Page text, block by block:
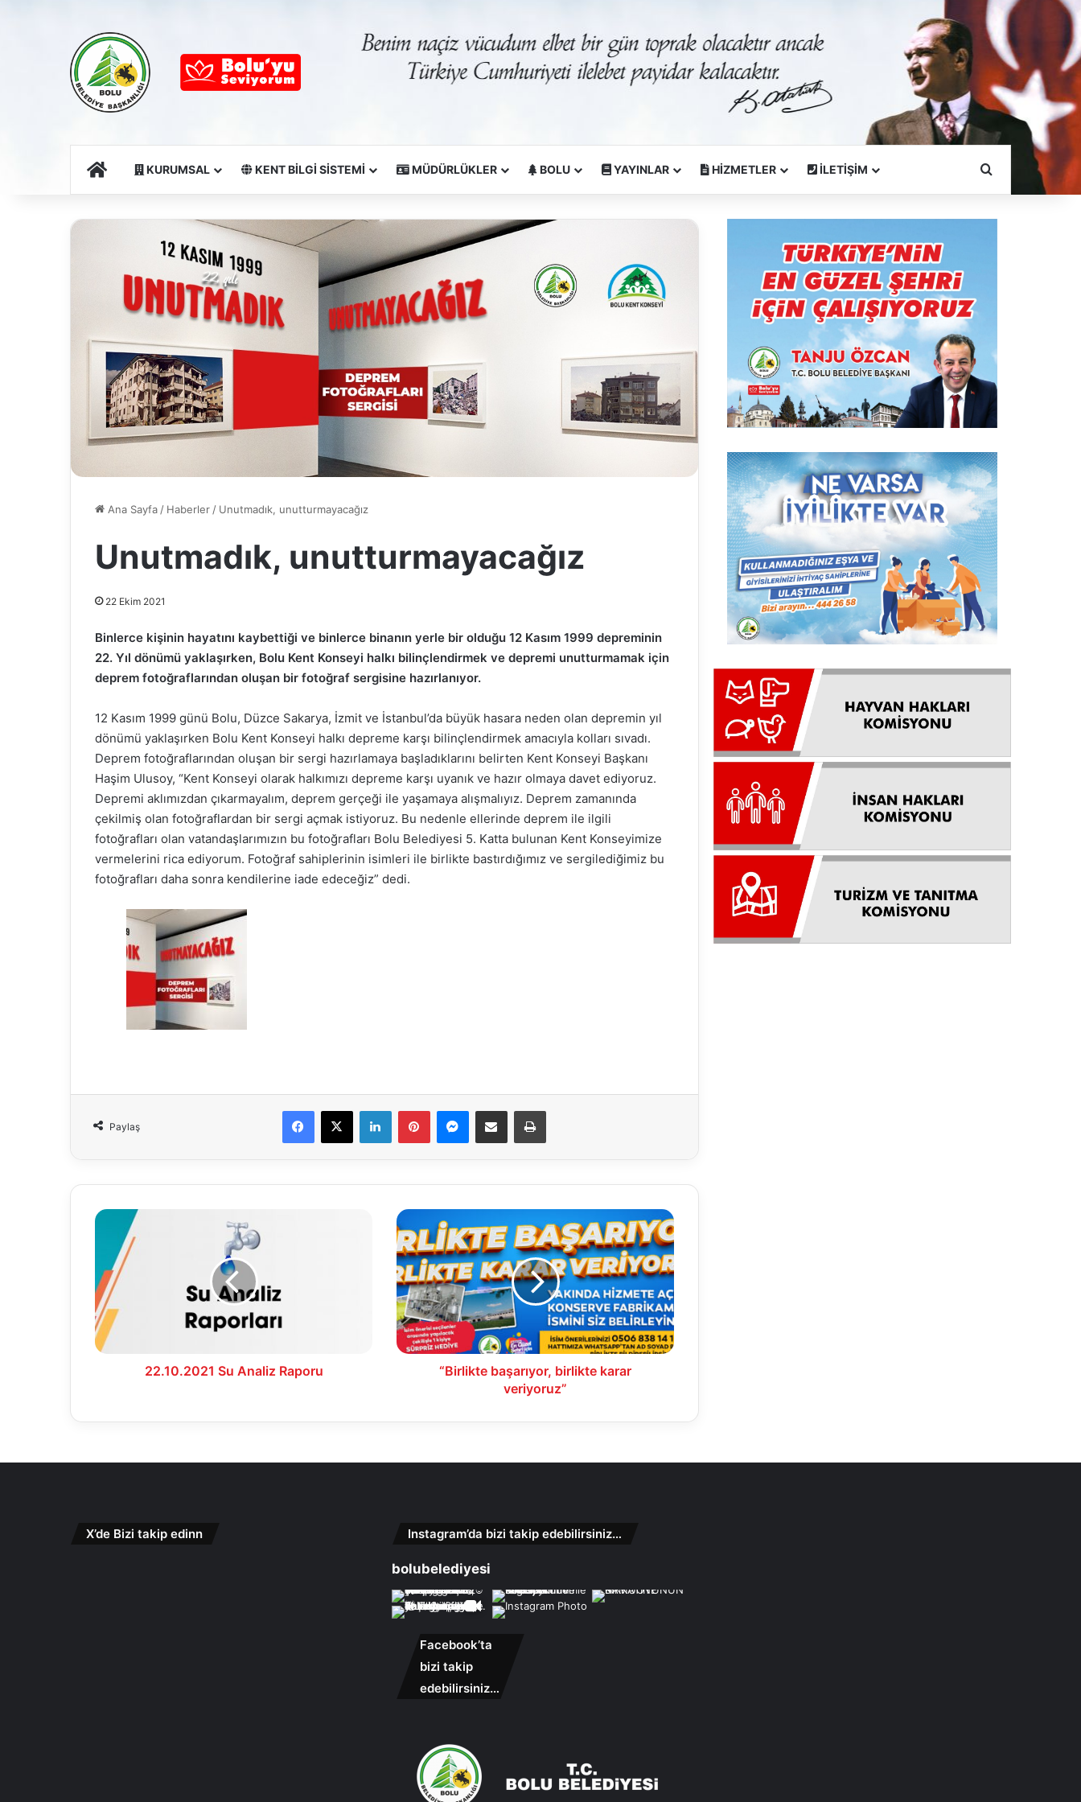
Ana SayfaKURUMSAL KENT BİLGİ SİSTEMİ MÜDÜRLÜKLER BOLU YAYINLAR HİZMETLER İLETİŞİM Arama Yapın
Ana Sayfa/ Haberler/ Unutmadık, unutturmayacağız
Unutmadık, unutturmayacağız
22 Ekim 2021
Binlerce kişinin hayatını kaybettiği ve binlerce binanın yerle bir olduğu 12 Kasım 1999 depreminin
22. Yıl dönümü yaklaşırken, Bolu Kent Konseyi halkı bilinçlendirmek ve depremi unutturmamak için
deprem fotoğraflarından oluşan bir fotoğraf sergisine hazırlanıyor.
12 Kasım 1999 günü Bolu, Düzce Sakarya, İzmit ve İstanbul’da büyük hasara neden olan depremin yıl
dönümü yaklaşırken Bolu Kent Konseyi halkı depreme karşı bilinçlendirmek amacıyla kolları sıvadı.
Deprem fotoğraflarından oluşan bir sergi hazırlamaya başladıklarını belirten Kent Konseyi Başkanı
Haşim Ulusoy, “Kent Konseyi olarak halkımızı depreme karşı uyanık ve hazır olmaya davet ediyoruz.
Depremi aklımızdan çıkarmayalım, deprem gerçeği ile yaşamaya alışmalıyız. Deprem zamanında
çekilmiş olan fotoğraflardan bir sergi açmak istiyoruz. Bu nedenle ellerinde deprem ile ilgili
fotoğrafları olan vatandaşlarımızın bu fotoğrafları Bolu Belediyesi 5. Katta bulunan Kent Konseyimize
vermelerini rica ediyorum. Fotoğraf sahiplerinin isimleri ile birlikte bastırdığımız ve sergilediğimiz bu
fotoğrafları daha sonra kendilerine iade edeceğiz” dedi.
Paylaş
Facebook
X LinkedInPinterestMessenger
E-Mail ile paylaş Yazdır
22.10.2021
Analiz
Raporu
22.10.2021 Su Analiz Raporu
“Birlikte
başarıyor,
birlikte
karar
veriyoruz”
“Birlikte başarıyor, birlikte karar
veriyoruz”
X’de Bizi takip edinn Instagram’da bizi takip edebilirsiniz…
bolubelediyesi
Facebook’ta
bizi takip
edebilirsiniz…